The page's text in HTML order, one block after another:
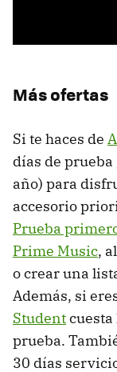
Más ofertas
Si te haces de
días de
año) para
accesorio
Prueba
Prime Music,
o crear una
Además, si
Student
prueba.
30 días